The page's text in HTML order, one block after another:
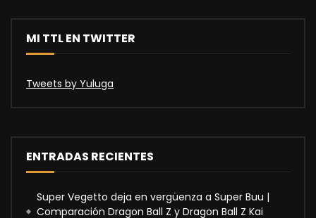
MI TTL EN TWITTER
Tweets by Yuluga
ENTRADAS RECIENTES
Super Vegetto deja en vergüenza a Super Buu |
Comparación Dragon Ball Z y Dragon Ball Z Kai